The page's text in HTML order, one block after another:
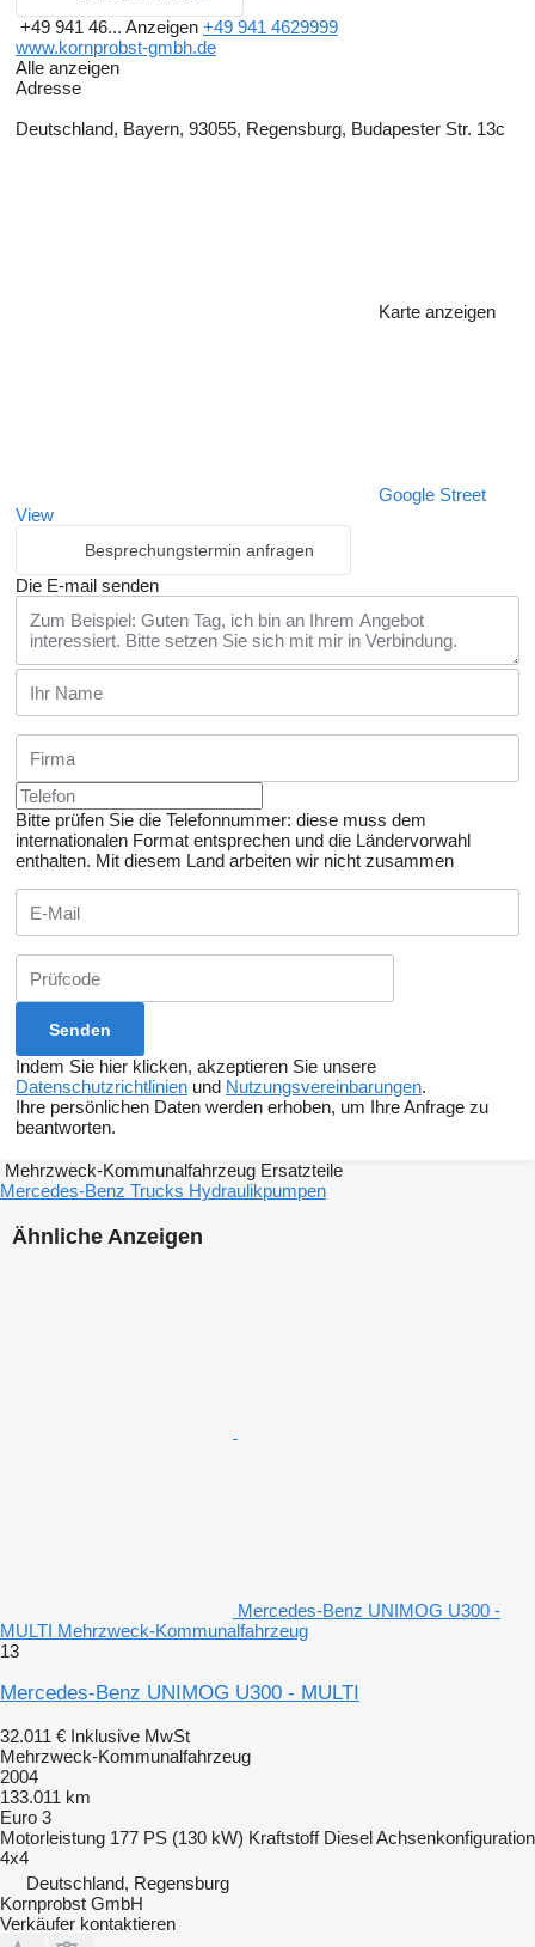
+49 941 46... Anzeigen +49 941 4629999
www.kornprobst-gmbh.de
Alle anzeigen
Adresse
Deutschland, Bayern, 93055, Regensburg, Budapester Str. 13c
Karte anzeigen
Google Street
View
Besprechungstermin anfragen
Die E-mail senden
Bitte prüfen Sie die Telefonnummer: diese muss dem
internationalen Format entsprechen und die Ländervorwahl
enthalten. Mit diesem Land arbeiten wir nicht zusammen
Indem Sie hier klicken, akzeptieren Sie unsere
Datenschutzrichtlinien und Nutzungsvereinbarungen.
Ihre persönlichen Daten werden erhoben, um Ihre Anfrage zu
beantworten.
Ähnliche Anzeigen
Mercedes-Benz UNIMOG U300 -
MULTI Mehrzweck-Kommunalfahrzeug
13
Mercedes-Benz UNIMOG U300 - MULTI
32.011 € Inklusive MwSt
Mehrzweck-Kommunalfahrzeug
2004
133.011 km
Euro 3
Motorleistung 177 PS (130 kW) Kraftstoff DieselAchsenkonfiguration
4x4
Deutschland, Regensburg
Kornprobst GmbH
Verkäufer kontaktieren
Mehrzweck-Kommunalfahrzeug Ersatzteile
Mercedes-Benz Trucks Hydraulikpumpen